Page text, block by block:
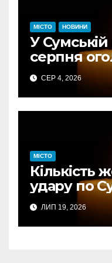
МІСТО НОВИНИ
У Сумській
серпня
жалоби за
авіаудару
СЕР 4, 2026
МІСТО
Кількість
удару по
однієї
ЛИП 19, 2026